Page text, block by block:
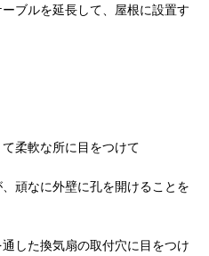
ブルを延長して、屋根に設置す
柔軟な所に目をつけて
頑なに外壁に孔を開けることを
した換気扇の取付穴に目をつけ